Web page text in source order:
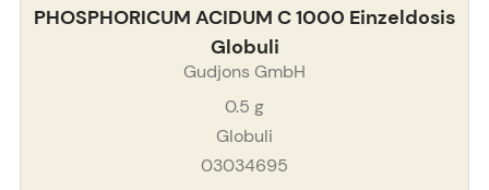
PHOSPHORICUM ACIDUM C 1000 Einzeldosis
Globuli
Gudjons GmbH
0.5 g
Globuli
03034695